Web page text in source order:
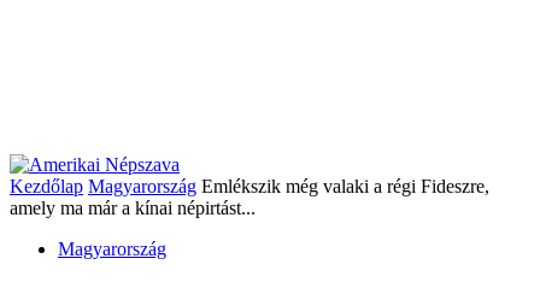
Kezdőlap Magyarország Emlékszik még valaki a régi Fideszre,
amely ma már a kínai népirtást...
Magyarország